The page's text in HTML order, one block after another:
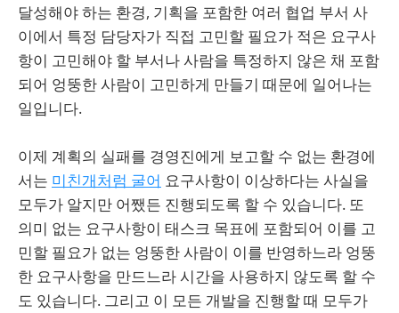
달성해야 하는 환경, 기획을 포함한 여러 협업 부서 사
이에서 특정 담당자가 직접 고민할 필요가 적은 요구사
항이 고민해야 할 부서나 사람을 특정하지 않은 채 포함
되어 엉뚱한 사람이 고민하게 만들기 때문에 일어나는
일입니다.
이제 계획의 실패를 경영진에게 보고할 수 없는 환경에
서는 미친개처럼 굴어 요구사항이 이상하다는 사실을
모두가 알지만 어쨌든 진행되도록 할 수 있습니다. 또
의미 없는 요구사항이 태스크 목표에 포함되어 이를 고
민할 필요가 없는 엉뚱한 사람이 이를 반영하느라 엉뚱
한 요구사항을 만드느라 시간을 사용하지 않도록 할 수
도 있습니다. 그리고 이 모든 개발을 진행할 때 모두가